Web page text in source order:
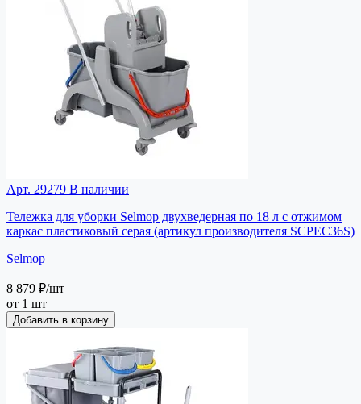
Арт. 29279 В наличии
Тележка для уборки Selmop двухведерная по 18 л с отжимом
каркас пластиковый серая (артикул производителя SCPEC36S)
Selmop
8 879 ₽/шт
от 1 шт
Добавить в корзину